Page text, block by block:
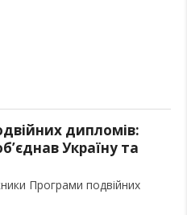
дипломів:
Україну та
Програми подвійних